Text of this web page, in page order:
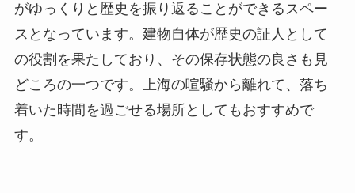
がゆっくりと歴史を振り返ることができるスペー
スとなっています。建物自体が歴史の証人として
の役割を果たしており、その保存状態の良さも見
どころの一つです。上海の喧騒から離れて、落ち
着いた時間を過ごせる場所としてもおすすめで
す。